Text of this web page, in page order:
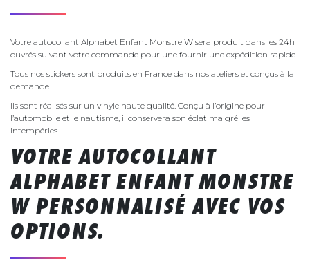
Votre autocollant Alphabet Enfant Monstre W sera produit dans les 24h
ouvrés suivant votre commande pour une fournir une expédition rapide.
Tous nos stickers sont produits en France dans nos ateliers et conçus à la
demande.
Ils sont réalisés sur un vinyle haute qualité. Conçu à l’origine pour
l’automobile et le nautisme, il conservera son éclat malgré les
intempéries.
VOTRE AUTOCOLLANT
ALPHABET ENFANT MONSTRE
W PERSONNALISÉ AVEC VOS
OPTIONS.